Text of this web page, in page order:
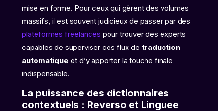
mise en forme. Pour ceux qui gèrent des volumes
massifs, il est souvent judicieux de passer par des
plateformes freelances pour trouver des experts
capables de superviser ces flux de traduction
automatique et d’y apporter la touche finale
indispensable.
La puissance des dictionnaires
contextuels : Reverso et Linguee